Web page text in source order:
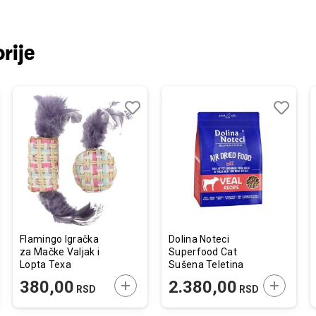
U KORPU
Flamingo Igračka
za Mačke Valjak i
Lopta Texa
4x4x7,5cm
380,00 RSD DODAJTE U KORPU
Dodaj
Uporedi
Dolina Noteci
Superfood Cat
Sušena Teletina
2.380,00 RSD